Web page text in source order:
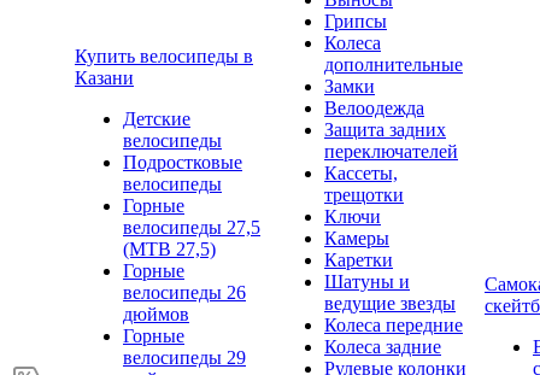
Купить велосипеды в
Казани
Детские
велосипеды
Подростковые
велосипеды
Горные
велосипеды 27,5
(MTB 27,5)
Горные
велосипеды 26
дюймов
Горные
велосипеды 29
Грипсы
Колеса
дополнительные
Замки
Велоодежда
Защита задних
переключателей
Кассеты,
трещотки
Ключи
Камеры
Каретки
Шатуны и
ведущие звезды
Колеса передние
Колеса задние
Рулевые колонки